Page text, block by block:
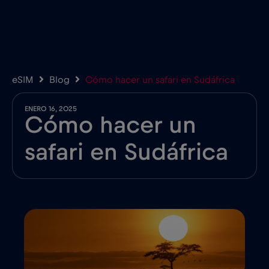
eSIM Blog Cómo hacer un safari en Sudáfrica
ENERO 16, 2025
Cómo hacer un
safari en Sudáfrica